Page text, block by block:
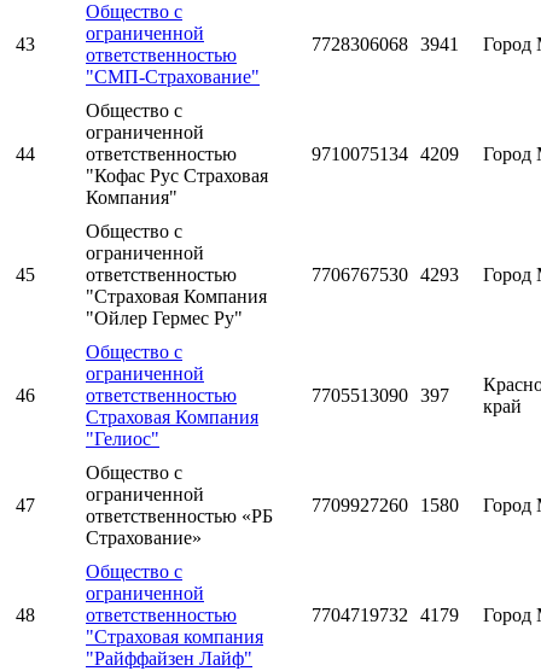
43
Общество с
ограниченной
ответственностью
"СМП-Страхование"
7728306068 3941 Город
44
Общество с
ограниченной
ответственностью
"Кофас Рус Страховая
Компания"
9710075134 4209 Город
45
Общество с
ограниченной
ответственностью
"Страховая Компания
"Ойлер Гермес Ру"
7706767530 4293 Город
46
Общество с
ограниченной
ответственностью
Страховая Компания
"Гелиос"
7705513090 397
край
47
Общество с
ограниченной
ответственностью «РБ
Страхование»
7709927260 1580 Город
48
Общество с
ограниченной
ответственностью
"Страховая компания
"Райффайзен Лайф"
7704719732 4179 Город